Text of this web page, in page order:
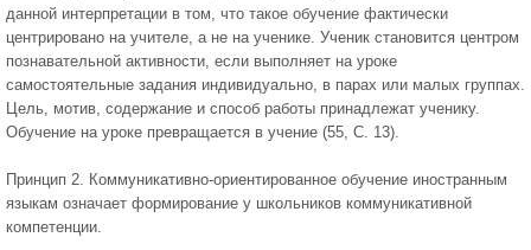
данной интерпретации в том, что такое обучение фактически
центрировано на учителе, а не на ученике. Ученик становится центром
познавательной активности, если выполняет на уроке
самостоятельные задания индивидуально, в парах или малых группах.
Цель, мотив, содержание и способ работы принадлежат ученику.
Обучение на уроке превращается в учение (55, С. 13).
Принцип 2. Коммуникативно-ориентированное обучение иностранным
языкам означает формирование у школьников коммуникативной
компетенции.